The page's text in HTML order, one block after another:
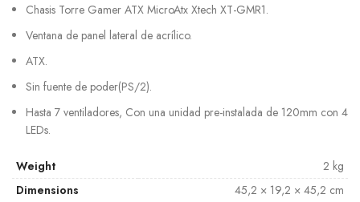
Chasis Torre Gamer ATX MicroAtx Xtech XT-GMR1.
Ventana de panel lateral de acrílico.
ATX.
Sin fuente de poder(PS/2).
Hasta 7 ventiladores, Con una unidad pre-instalada de 120mm con 4
LEDs.
Weight
2 kg
Dimensions
45,2 × 19,2 × 45,2 cm